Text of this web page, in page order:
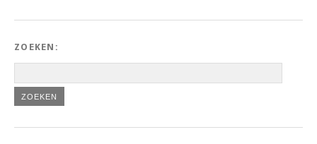
ZOEKEN: